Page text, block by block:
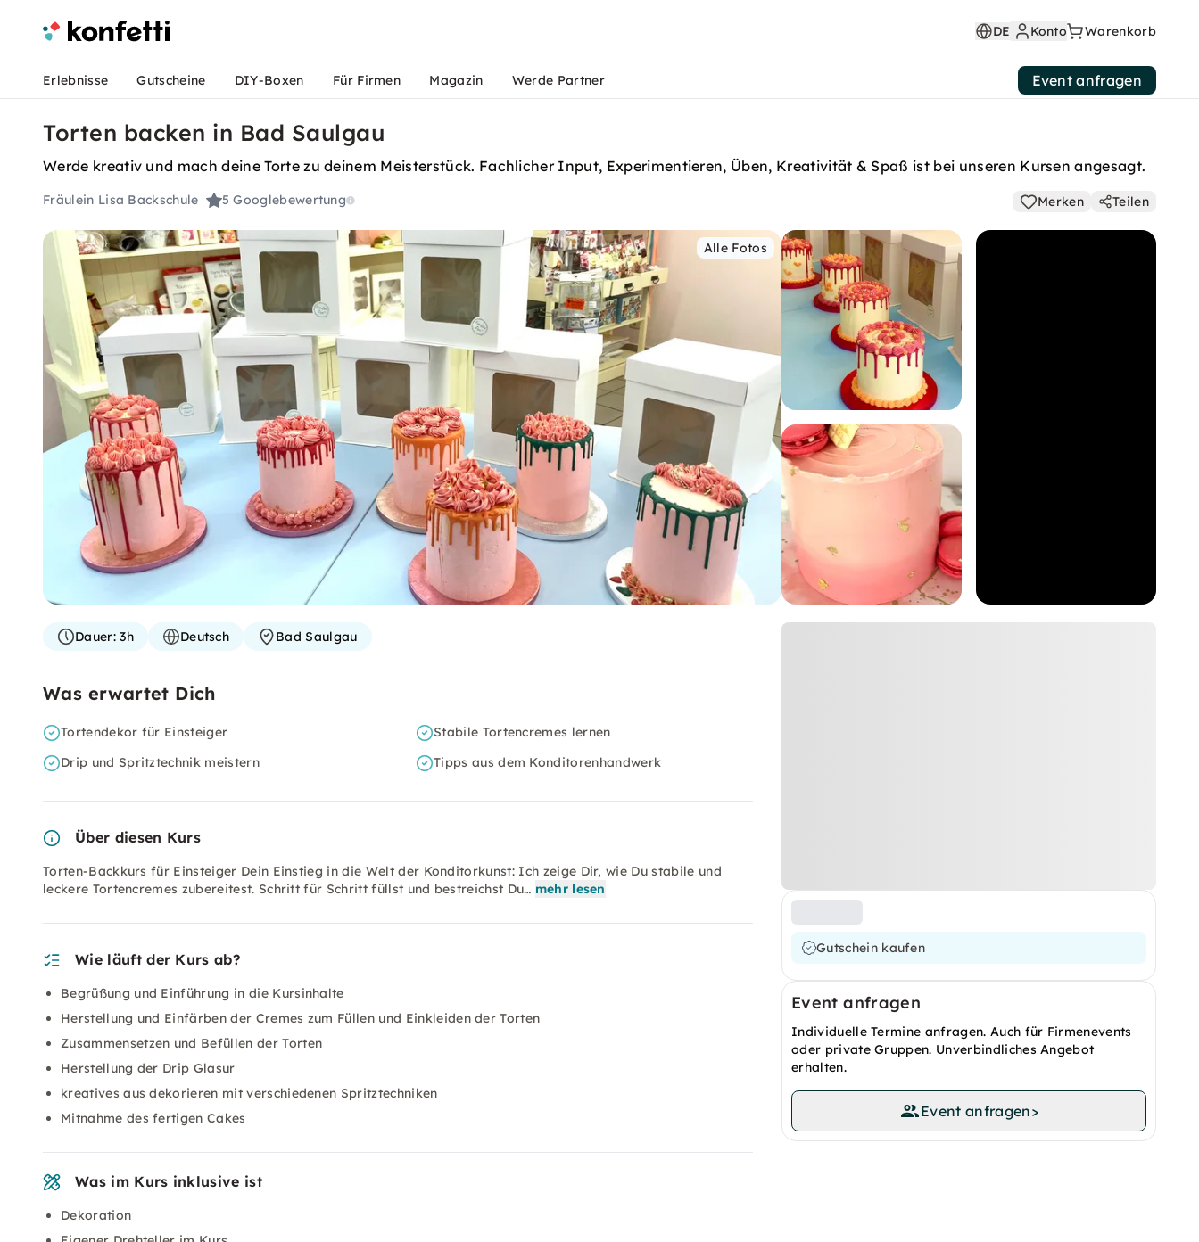
DE Konto Warenkorb
Erlebnisse Gutscheine DIY-Boxen Für Firmen Magazin Werde Partner Event anfragen
Torten backen in Bad Saulgau
Werde kreativ und mach deine Torte zu deinem Meisterstück. Fachlicher Input, Experimentieren, Üben, Kreativität & Spaß ist bei unseren Kursen angesagt.
Fräulein Lisa Backschule 5Googlebewertung Merken Teilen
Alle Fotos
Gutschein kaufen
Event anfragen
Individuelle Termine anfragen. Auch für Firmenevents
oder private Gruppen. Unverbindliches Angebot
erhalten.
Event anfragen>
Dauer:3h Deutsch Bad Saulgau
Was erwartet Dich
Tortendekor für Einsteiger
Stabile Tortencremes lernen
Drip und Spritztechnik meistern
Tipps aus dem Konditorenhandwerk
Über diesen Kurs
Torten-Backkurs für Einsteiger Dein Einstieg in die Welt der Konditorkunst: Ich zeige Dir, wie Du stabile und
leckere Tortencremes zubereitest. Schritt für Schritt füllst und bestreichst Du… mehr lesen
Wie läuft der Kurs ab?
Begrüßung und Einführung in die Kursinhalte
Herstellung und Einfärben der Cremes zum Füllen und Einkleiden der Torten
Zusammensetzen und Befüllen der Torten
Herstellung der Drip Glasur
kreatives aus dekorieren mit verschiedenen Spritztechniken
Mitnahme des fertigen Cakes
Was im Kurs inklusive ist
Dekoration